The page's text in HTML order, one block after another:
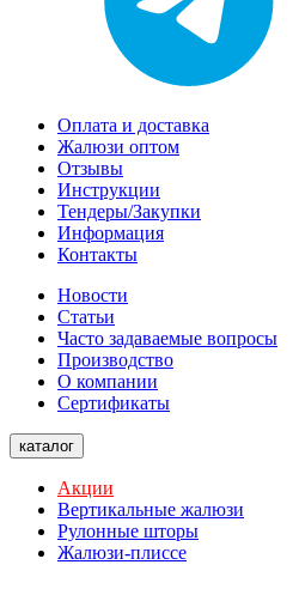
Оплата и доставка
Жалюзи оптом
Отзывы
Инструкции
Тендеры/Закупки
Информация
Контакты
Новости
Статьи
Часто задаваемые вопросы
Производство
О компании
Сертификаты
каталог
Акции
Вертикальные жалюзи
Рулонные шторы
Жалюзи-плиссе